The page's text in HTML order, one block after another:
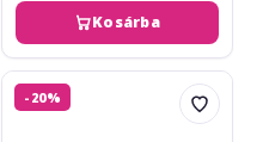
Kosárba
ROQ
Audio
-20%